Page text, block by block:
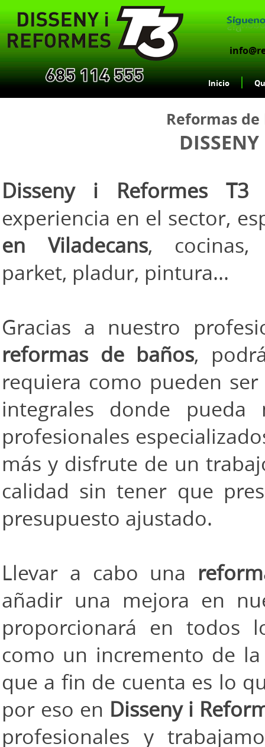
Inicio
Reformas
Disseny i Reformes T3
experiencia en el sector,
en Viladecans, cocinas,
parket, pladur, pintura...
Gracias a nuestro
reformas de baños,
requiera como pueden
integrales donde pueda
profesionales
más y disfrute de un
calidad sin tener que
presupuesto ajustado.
Llevar a cabo una
añadir una mejora en
proporcionará en todos
como un incremento de
que a fin de cuenta es lo
por eso en Disseny i
profesionales y